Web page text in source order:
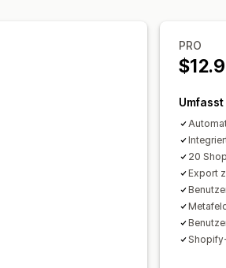
Dateimanagement
Massendownload
Berichterstattung
Datenexport
PRO
Umfasst
20
Export